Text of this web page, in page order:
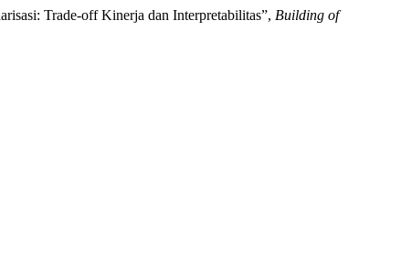
Trade-off Kinerja dan Interpretabilitas”, Building of